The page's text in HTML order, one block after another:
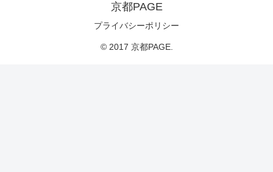
京都PAGE
プライバシーポリシー
© 2017 京都PAGE.